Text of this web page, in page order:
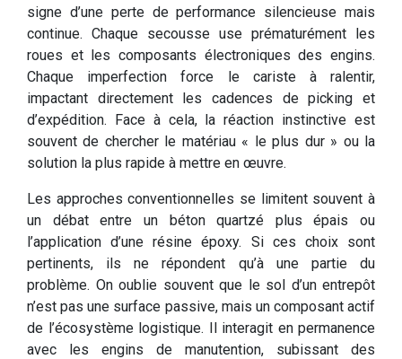
signe d’une perte de performance silencieuse mais
continue. Chaque secousse use prématurément les
roues et les composants électroniques des engins.
Chaque imperfection force le cariste à ralentir,
impactant directement les cadences de picking et
d’expédition. Face à cela, la réaction instinctive est
souvent de chercher le matériau « le plus dur » ou la
solution la plus rapide à mettre en œuvre.
Les approches conventionnelles se limitent souvent à
un débat entre un béton quartzé plus épais ou
l’application d’une résine époxy. Si ces choix sont
pertinents, ils ne répondent qu’à une partie du
problème. On oublie souvent que le sol d’un entrepôt
n’est pas une surface passive, mais un composant actif
de l’écosystème logistique. Il interagit en permanence
avec les engins de manutention, subissant des